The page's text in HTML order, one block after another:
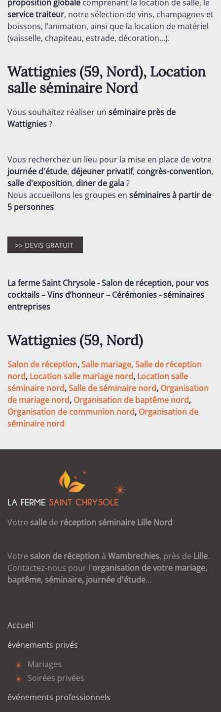
proposition globale comprenant la location de salle, le
service traiteur, notre sélection de vins, champagnes et
boissons, l’animation, ainsi que la location de matériel
(vaisselle, chapiteau, estrade, décoration...).
Wattignies (59, Nord), Location
salle séminaireNord
Vous souhaitez réaliser un séminaire près de
Wattignies?
Vous recherchez un lieu pour la mise en place de votre
journée d'étude, déjeuner privatif, congrès-convention,
salle d'exposition, diner de gala?
Nous accueillons les groupes en séminairesà partir de
5 personnes
La ferme Saint Chrysole - Salon de réception, pour vos
cocktails – Vins d’honneur – Cérémonies - séminaires
entreprises
Wattignies (59, Nord)
Salon de réception,Salle mariage,Salle de réception
nord, Location salle mariage nord, Location salle
séminaire nord,Salle de séminaire nord, Organisation
de mariage nord, Organisation de baptême nord,
Organisation de communion nord, Organisation de
séminaire nord
Votre salle de réception séminaire Lille Nord
Votre salon de réception à Wambrechies, près de Lille.
Contactez-nous pour l'organisation de votre mariage,
baptême, séminaire, journée d'étude...
Accueil
événements privés
Mariages
Soirées privées
événements professionnels